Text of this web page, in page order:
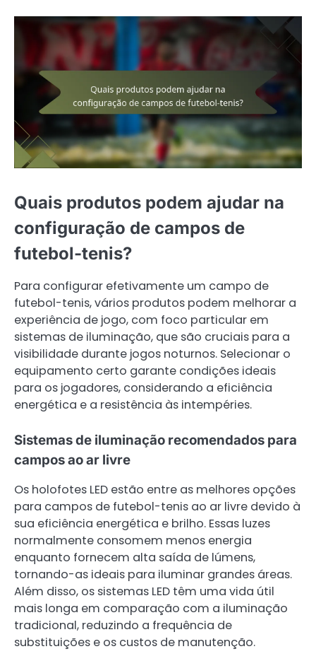
Quais produtos podem ajudar na
configuração de campos de
futebol-tenis?
Para configurar efetivamente um campo de
futebol-tenis, vários produtos podem melhorar a
experiência de jogo, com foco particular em
sistemas de iluminação, que são cruciais para a
visibilidade durante jogos noturnos. Selecionar o
equipamento certo garante condições ideais
para os jogadores, considerando a eficiência
energética e a resistência às intempéries.
Sistemas de iluminação recomendados para
campos ao ar livre
Os holofotes LED estão entre as melhores opções
para campos de futebol-tenis ao ar livre devido à
sua eficiência energética e brilho. Essas luzes
normalmente consomem menos energia
enquanto fornecem alta saída de lúmens,
tornando-as ideais para iluminar grandes áreas.
Além disso, os sistemas LED têm uma vida útil
mais longa em comparação com a iluminação
tradicional, reduzindo a frequência de
substituições e os custos de manutenção.